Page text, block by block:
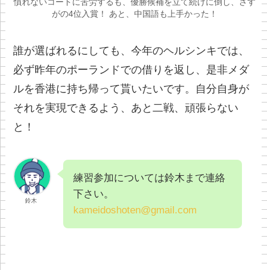
がの4位入賞！ あと、中国語も上手かった！
誰が選ばれるにしても、今年のヘルシンキでは、
必ず昨年のポーランドでの借りを返し、是非メダ
ルを香港に持ち帰って貰いたいです。自分自身が
それを実現できるよう、あと二戦、頑張らない
と！
鈴木
練習参加については鈴木まで連絡
下さい。
kameidoshoten@gmail.com